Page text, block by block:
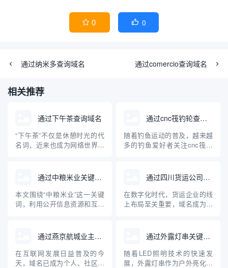
 0  0
通过纳米多查询域名 通过comercio查询域名
相关推荐
通过下午茶查询域名
“下午茶”不仅是休憩时光的代
名词，近来也成为网络世界中
营企业的朋友来说，快速、准
确地查询域名及其关联信息是
一项十分重要的任务。本文将
对“下午茶”域名查询工具的原
通过cnc筏钓轮查询域名
随着钓鱼运动的普及，越来越
多的钓鱼爱好者关注cnc筏钓
牌的域名注册及查询成为大家
关心的问题。本文将从“cnc筏
钓轮”出发，介绍如何查询相关
域名，并普及域名查询的基础
通过中粮米业关键词查询到的域名
本文围绕“中粮米业”这一关键
词，利用公开信息资源和互联
名，并探讨企业域名注册与保
护的重要性。通过具体案例，
普及企业开展网络布局、加强
品牌保护的科普知识，为中小
通过四川货运公司查询域名
在数字化时代，货运企业的线
上布局至关重要，域名成为企
公司查询其域名，以及域名在
货运行业中的重要作用，帮助
企业和个人规范管理和查询域
名，提高网络安全意识。
通过燕京航城业主群查询域名
在互联网发展日益普及的今
天，域名已成为个人、社区、
通过外露灯串关键词查询到的域名
随着LED照明技术的快速发
展，外露灯串作为户外亮化工